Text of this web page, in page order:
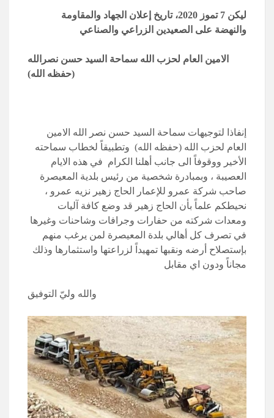
ليكن 7 تموز 2020، تاريخ إعلان الجهاد والمقاومة
والنهضة على الصعيدين الزراعي والصناعي
الامين العام لحزب الله سماحة السيد حسن نصرالله
(حفظه الله)
إنفاذا لتوجيهات سماحة السيد حسن نصر الله الامين
العام لحزب الله (حفظه الله) وتطبيقاً لخطاب سماحته
الأخير ووقوفاً الى جانب أهلنا الكرام في هذه الايام
العصيبة ، وبمبادرة شخصية من رئيس بلدية المعيصرة
صاحب شركة عمرو للإعمار الحاج زهير نزيه عمرو ،
نحيطكم علماً بأن الحاج زهير قد وضع كافة آليات
ومعدات شركته من حفارات وجرافات وشاحنات وغيرها
في تصرف كل أهالي بلدة المعيصرة لمن يرغب منهم
بإستصلاح أرضه ونقبها تمهيداً لزراعتها واستثمارها وذلك
مجاناً ودون اي مقابل
والله وليّ التوفيق